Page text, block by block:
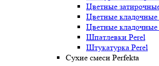
Цветные
Цветные кладочные
Цветные кладочные
Шпатлевки Perel
Штукатурка Perel
Сухие смеси Perfekta